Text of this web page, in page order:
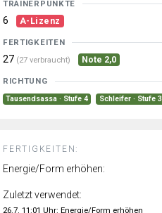
TRAINERPUNKTE
6 A-Lizenz
FERTIGKEITEN
27 (27 verbraucht) Note 2,0
RICHTUNG
Tausendsassa · Stufe 4 Schleifer · Stufe 3
FERTIGKEITEN:
Energie/Form erhöhen:
Zuletzt verwendet:
26.7. 11:01 Uhr: Energie/Form erhöhen